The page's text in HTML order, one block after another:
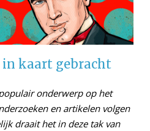
kaart gebracht
onderwerp op het
en artikelen volgen
draait het in deze tak van